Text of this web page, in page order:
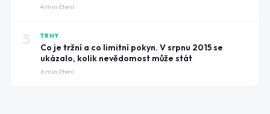
4 min čtení
TRHY
Co je tržní a co limitní pokyn. V srpnu 2015 se
ukázalo, kolik nevědomost může stát
6 min čtení